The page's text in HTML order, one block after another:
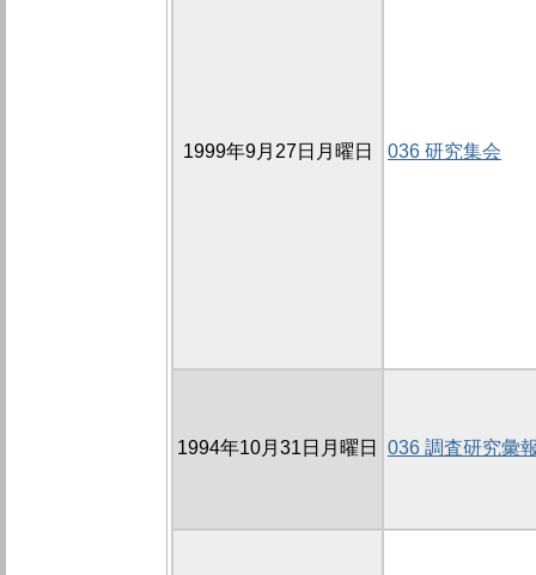
1999年9月27日月曜日 036 研究集会
1994年10月31日月曜日 036 調査研究彙